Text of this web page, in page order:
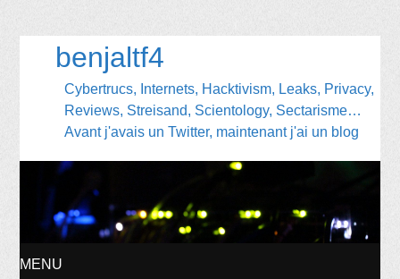
benjaltf4
Cybertrucs, Internets, Hacktivism, Leaks, Privacy,
Reviews, Streisand, Scientology, Sectarisme…
Avant j'avais un Twitter, maintenant j'ai un blog
MENU